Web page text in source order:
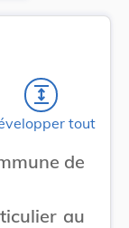
expand
tout
de
au